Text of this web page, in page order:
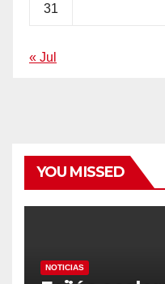
31
« Jul
YOU MISSED
NOTICIAS